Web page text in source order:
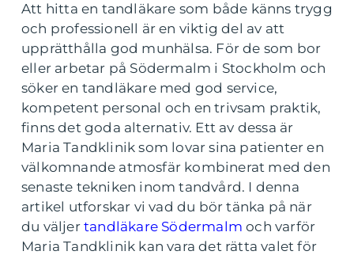
Att hitta en tandläkare som både känns trygg
och professionell är en viktig del av att
upprätthålla god munhälsa. För de som bor
eller arbetar på Södermalm i Stockholm och
söker en tandläkare med god service,
kompetent personal och en trivsam praktik,
finns det goda alternativ. Ett av dessa är
Maria Tandklinik som lovar sina patienter en
välkomnande atmosfär kombinerat med den
senaste tekniken inom tandvård. I denna
artikel utforskar vi vad du bör tänka på när
du väljer tandläkare Södermalm och varför
Maria Tandklinik kan vara det rätta valet för